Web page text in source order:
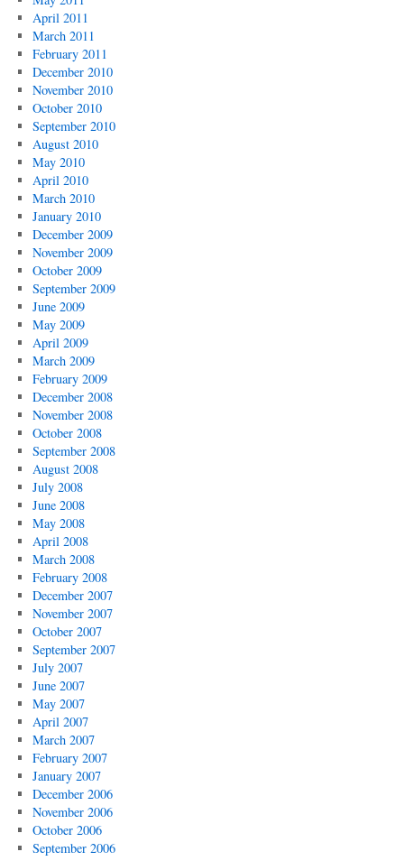
April 2011
March 2011
February 2011
December 2010
November 2010
October 2010
September 2010
August 2010
May 2010
April 2010
March 2010
January 2010
December 2009
November 2009
October 2009
September 2009
June 2009
May 2009
April 2009
March 2009
February 2009
December 2008
November 2008
October 2008
September 2008
August 2008
July 2008
June 2008
May 2008
April 2008
March 2008
February 2008
December 2007
November 2007
October 2007
September 2007
July 2007
June 2007
May 2007
April 2007
March 2007
February 2007
January 2007
December 2006
November 2006
October 2006
September 2006